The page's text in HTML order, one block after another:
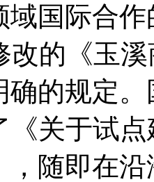
域国际合
改的《玉
的规定
《关于试
，随即在